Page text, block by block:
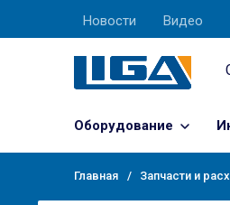
Новости Видео
Оборудование
Главная Запчасти и